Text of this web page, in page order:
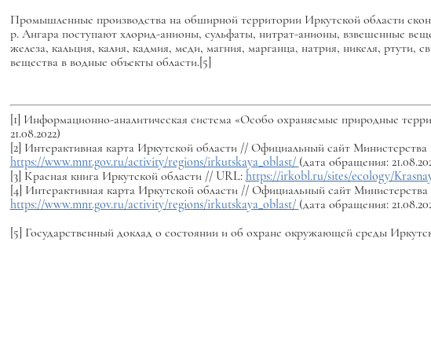
Промышленные производства на обширной территории Иркутской области
р. Ангара поступают хлорид-анионы, сульфаты, нитрат-анионы, взвешенные
железа, кальция, калия, кадмия, меди, магния, марганца, натрия, никеля, ртути,
вещества в водные объекты области.[5]
[1] Информационно-аналитическая система «Особо охраняемые природные
21.08.2022)
[2] Интерактивная карта Иркутской области // Официальный сайт
https://www.mnr.gov.ru/activity/regions/irkutskaya_oblast/ (дата обращения:
[3] Красная книга Иркутской области // URL: https://irkobl.ru/sites/ecology/
[4] Интерактивная карта Иркутской области // Официальный сайт
https://www.mnr.gov.ru/activity/regions/irkutskaya_oblast/ (дата обращения:
[5] Государственный доклад о состоянии и об охране окружающей среды